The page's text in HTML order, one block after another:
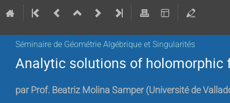
Séminaire de Géométrie Algébrique et Singularités
Analytic solutions of holomorphic
par Prof. Beatriz Molina Samper (Université de